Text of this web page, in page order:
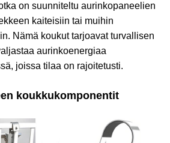
on suunniteltu aurinkopaneelien
kaiteisiin tai muihin
Nämä koukut tarjoavat turvallisen
aurinkoenergiaa
joissa tilaa on rajoitetusti.
koukkukomponentit